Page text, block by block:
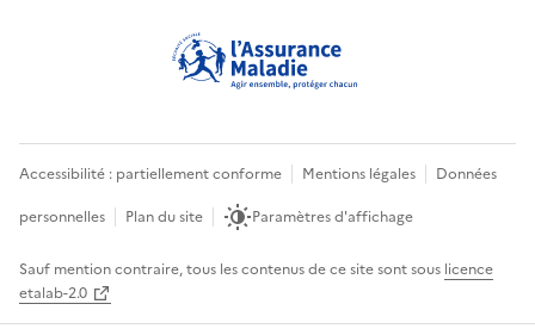
Accessibilité : partiellement conforme Mentions légales
Données
personnelles
Plan du site Paramètres d'affichage
Sauf mention contraire, tous les contenus de ce site sont sous licence
etalab-2.0